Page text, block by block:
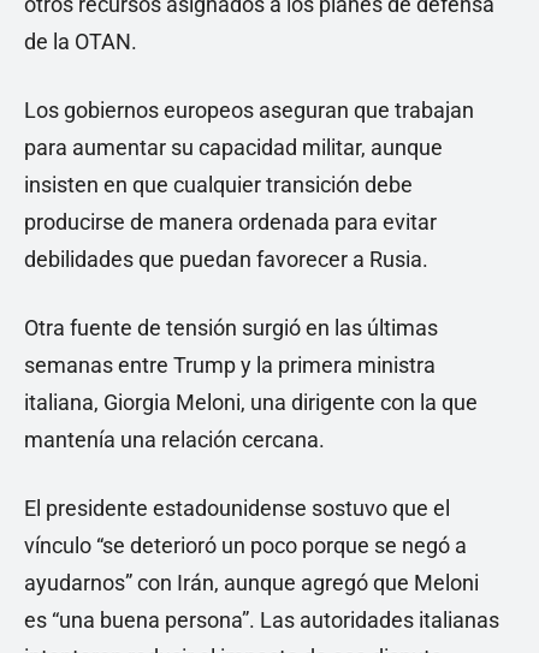
de la OTAN.
Los gobiernos europeos aseguran que trabajan
para aumentar su capacidad militar, aunque
insisten en que cualquier transición debe
producirse de manera ordenada para evitar
debilidades que puedan favorecer a Rusia.
Otra fuente de tensión surgió en las últimas
semanas entre Trump y la primera ministra
italiana, Giorgia Meloni, una dirigente con la que
mantenía una relación cercana.
El presidente estadounidense sostuvo que el
vínculo “se deterioró un poco porque se negó a
ayudarnos” con Irán, aunque agregó que Meloni
es “una buena persona”. Las autoridades italianas